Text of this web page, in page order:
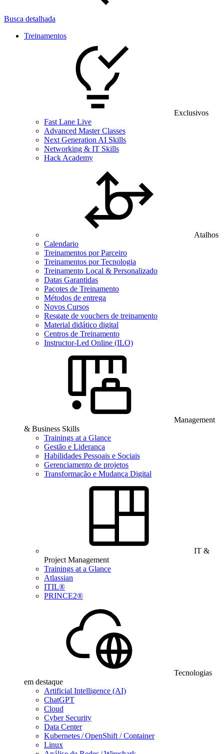
Busca detalhada
Treinamentos
Exclusivos
Fast Lane Live
Advanced Master Classes
Next Generation AI Skills
Networking & IT Skills
Hack Academy
Atalhos
Calendario
Treinamentos por Parceiro
Treinamentos por Tecnologia
Treinamento Local & Personalizado
Datas Garantidas
Pacotes de Treinamento
Métodos de entrega
Novos Cursos
Resgate de vouchers de treinamento
Material didático digital
Centros de Treinamento
Instructor-Led Online (ILO)
Management
& Business Skills
Trainings at a Glance
Gestão e Liderança
Habilidades Pessoais e Sociais
Gerenciamento de projetos
Transformação e Mudança Digital
IT &
Project Management
Trainings at a Glance
Atlassian
ITIL®
PRINCE2®
Tecnologias
em destaque
Artificial Intelligence (AI)
ChatGPT
Cloud
Cyber Security
Data Center
Kubernetes / OpenShift / Container
Linux